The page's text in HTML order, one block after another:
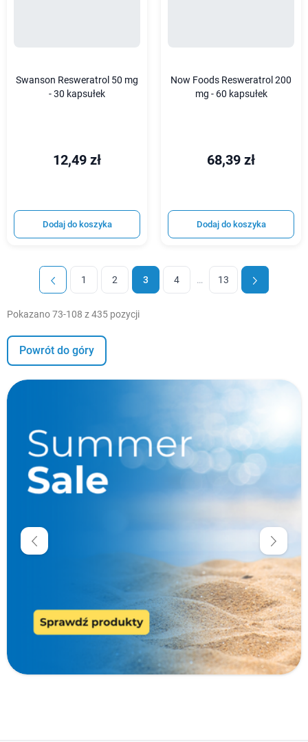
Nowe produkty
Promocje
zł zł
Swanson Resweratrol 50 mg
- 30 kapsułek
12,49 zł
Dodaj do koszyka
Now Foods Resweratrol 200
mg - 60 kapsułek
68,39 zł
Dodaj do koszyka
1 2 3 4 … 13
Pokazano 73-108 z 435 pozycji
Powrót do góry